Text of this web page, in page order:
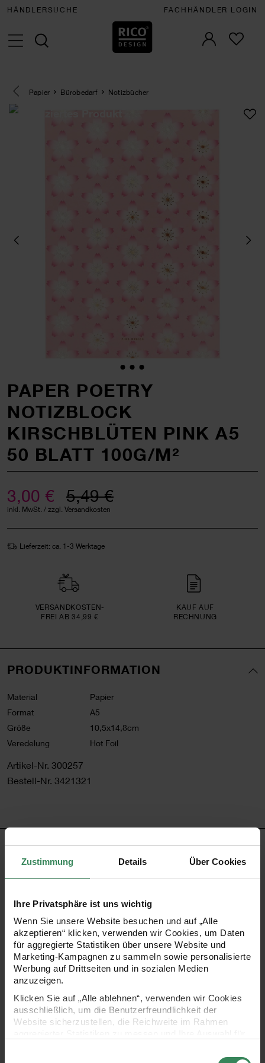
Zustimmung Details Über Cookies
Ihre Privatsphäre ist uns wichtig
Wenn Sie unsere Website besuchen und auf „Alle
akzeptieren“ klicken, verwenden wir Cookies, um Daten
für aggregierte Statistiken über unsere Website und
Marketing-Kampagnen zu sammeln sowie personalisierte
Werbung auf Drittseiten und in sozialen Medien
anzuzeigen.
Klicken Sie auf „Alle ablehnen“, verwenden wir Cookies
ausschließlich, um die Benutzerfreundlichkeit der
Website sicherzustellen, die Reichweite im Rahmen
HÄNDLERSUCHE FACHHÄNDLER LOGIN
Eine Kategorie zurück navigieren
Papier Bürobedarf Notizbücher
PAPER POETRY
NOTIZBLOCK
KIRSCHBLÜTEN PINK A5
50 BLATT 100G/M²
3,00 € 5,49 €
inkl. MwSt. / zzgl. Versandkosten
Lieferzeit: ca. 1-3 Werktage
VERSAND­KOSTEN­
FREI AB 34,99 €
KAUF AUF
RECHNUNG
PRODUKTINFORMATION
Material
Papier
Format
A5
Größe
10,5x14,8cm
Veredelung
Hot Foil
Artikel-Nr. 300257
Bestell-Nr. 3421321
PRODUKTBESCHREIBUNG
Der Block im DIN A5-Format sind praktischer Alltagshelfer
bedruckte Seiten in der Papierstärke 100 g/m². Durch die
Klebekante am oberen Rand lassen sich die Seiten ganz
leicht ausreißen. Hot Foil in gold und Neon Details auf dem
Cover sorgen für besondere Highlights.
Notizblock mit Kirschblüten-Motiv auf dem Cover und
auf den Seiten